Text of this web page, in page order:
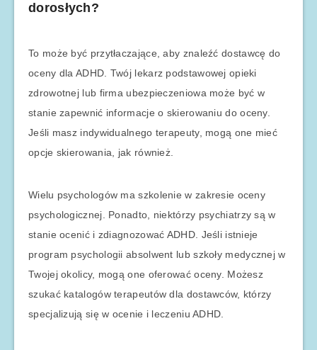
dorosłych?
To może być przytłaczające, aby znaleźć dostawcę do
oceny dla ADHD. Twój lekarz podstawowej opieki
zdrowotnej lub firma ubezpieczeniowa może być w
stanie zapewnić informacje o skierowaniu do oceny.
Jeśli masz indywidualnego terapeuty, mogą one mieć
opcje skierowania, jak również.
Wielu psychologów ma szkolenie w zakresie oceny
psychologicznej. Ponadto, niektórzy psychiatrzy są w
stanie ocenić i zdiagnozować ADHD. Jeśli istnieje
program psychologii absolwent lub szkoły medycznej w
Twojej okolicy, mogą one oferować oceny. Możesz
szukać katalogów terapeutów dla dostawców, którzy
specjalizują się w ocenie i leczeniu ADHD.